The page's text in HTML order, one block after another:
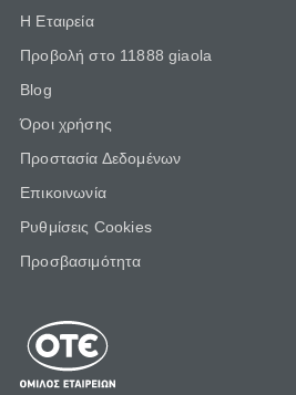
Η Εταιρεία
Προβολή στο 11888 giaola
Blog
Όροι χρήσης
Προστασία Δεδομένων
Επικοινωνία
Ρυθμίσεις Cookies
Προσβασιμότητα